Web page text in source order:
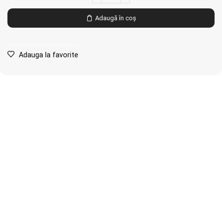
Adaugă în coș
Adauga la favorite